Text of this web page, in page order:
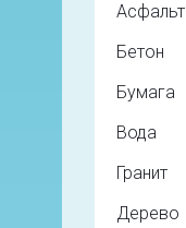
Асфальт
Бетон
Бумага
Вода
Гранит
Дерево